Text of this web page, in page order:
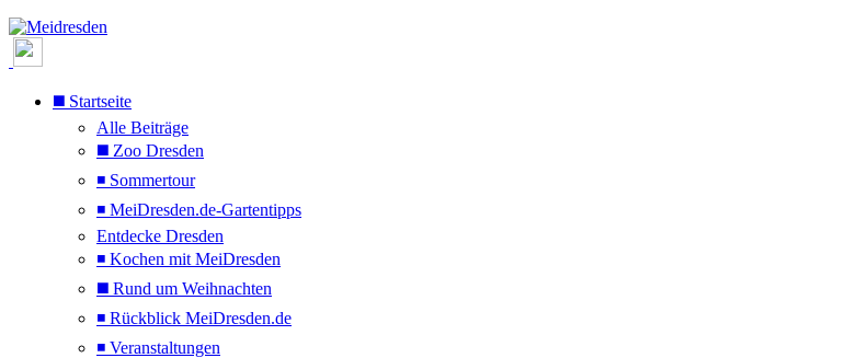
◼️ Startseite
Alle Beiträge
◼️ Zoo Dresden
◾ Sommertour
◾ MeiDresden.de-Gartentipps
Entdecke Dresden
◾ Kochen mit MeiDresden
◼️ Rund um Weihnachten
◾ Rückblick MeiDresden.de
◾ Veranstaltungen